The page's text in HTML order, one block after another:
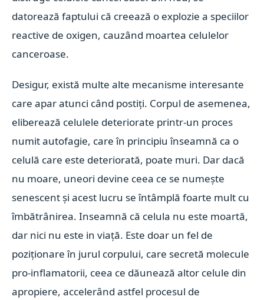
datorează faptului că creează o explozie a speciilor
reactive de oxigen, cauzând moartea celulelor
canceroase.
Desigur, există multe alte mecanisme interesante
care apar atunci când postiți. Corpul de asemenea,
eliberează celulele deteriorate printr-un proces
numit autofagie, care în principiu înseamnă ca o
celulă care este deteriorată, poate muri. Dar dacă
nu moare, uneori devine ceea ce se numește
senescent și acest lucru se întâmplă foarte mult cu
îmbătrânirea. Inseamnă că celula nu este moartă,
dar nici nu este in viață. Este doar un fel de
poziționare în jurul corpului, care secretă molecule
pro-inflamatorii, ceea ce dăunează altor celule din
apropiere, accelerând astfel procesul de